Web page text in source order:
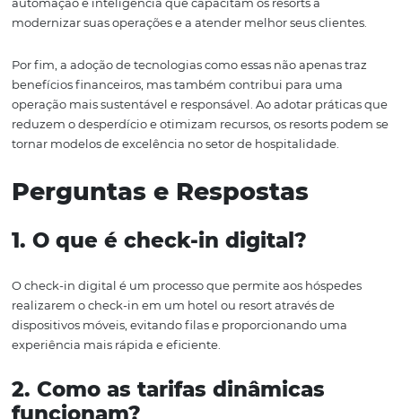
Chatbots e assistentes virtuais podem ser
suporte em tempo real. Isso não apenas melhora a
cliente, mas também libera a equipe para se
interações mais complexas e personalizadas.
Uma Integração de
Tecnologias
O futuro dos resorts está intrinsicamente ligado à
tecnologias inovadoras, como ocheck-in digital
dinâmicaseinteligência artificial
mas também otimiza as operações e aumenta a